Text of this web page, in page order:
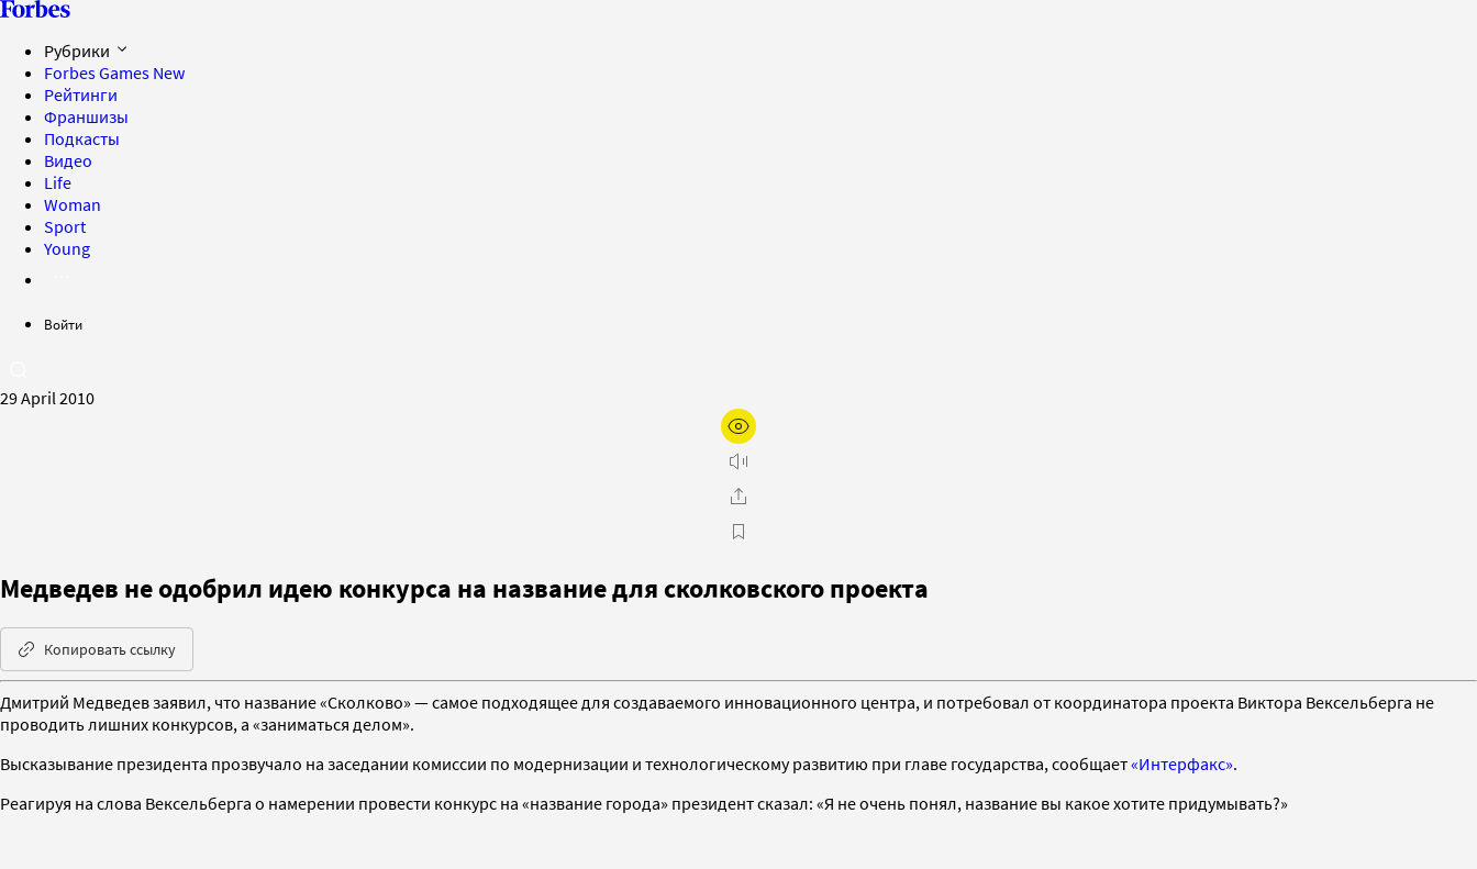
Рубрики
Forbes Games New
Рейтинги
Франшизы
Подкасты
Видео
Life
Woman
Sport
Young
Войти
29 April 2010
Медведев не одобрил идею конкурса на название для сколковского проекта
Копировать ссылку
Дмитрий Медведев заявил, что название «Сколково» — самое подходящее для создаваемого инновационного центра, и потребовал от координатора проекта Виктора Вексельберга не
проводить лишних конкурсов, а «заниматься делом».
Высказывание президента прозвучало на заседании комиссии по модернизации и технологическому развитию при главе государства, сообщает«Интерфакс».
Реагируя на слова Вексельберга о намерении провести конкурс на «название города» президент сказал: «Я не очень понял, название вы какое хотите придумывать?»